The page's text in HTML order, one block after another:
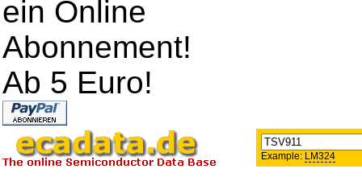
ein Online
Abonnement!
Ab 5 Euro!
Example: LM324